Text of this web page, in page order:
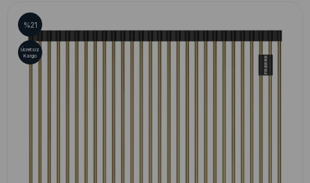
%21
Ücretsiz
Kargo